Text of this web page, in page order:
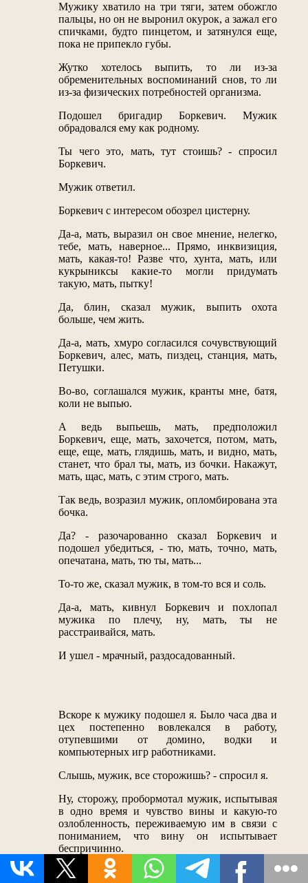
Мужику хватило на три тяги, затем обожгло
пальцы, но он не выронил окурок, а зажал его
спичками, будто пинцетом, и затянулся еще,
пока не припекло губы.
Жутко хотелось выпить, то ли из-за
обременительных воспоминаний снов, то ли
из-за физических потребностей организма.
Подошел бригадир Боркевич. Мужик
обрадовался ему как родному.
Ты чего это, мать, тут стоишь? - спросил
Боркевич.
Мужик ответил.
Боркевич с интересом обозрел цистерну.
Да-а, мать, выразил он свое мнение, нелегко,
тебе, мать, наверное... Прямо, инквизиция,
мать, какая-то! Разве что, хунта, мать, или
кукрыниксы какие-то могли придумать
такую, мать, пытку!
Да, блин, сказал мужик, выпить охота
больше, чем жить.
Да-а, мать, хмуро согласился сочувствующий
Боркевич, алес, мать, пиздец, станция, мать,
Петушки.
Во-во, соглашался мужик, кранты мне, батя,
коли не выпью.
А ведь выпьешь, мать, предположил
Боркевич, еще, мать, захочется, потом, мать,
еще, еще, мать, глядишь, мать, и видно, мать,
станет, что брал ты, мать, из бочки. Накажут,
мать, щас, мать, с этим строго, мать.
Так ведь, возразил мужик, опломбирована эта
бочка.
Да? - разочарованно сказал Боркевич и
подошел убедиться, - тю, мать, точно, мать,
опечатана, мать, тю ты, мать...
То-то же, сказал мужик, в том-то вся и соль.
Да-а, мать, кивнул Боркевич и похлопал
мужика по плечу, ну, мать, ты не
расстраивайся, мать.
И ушел - мрачный, раздосадованный.
Вскоре к мужику подошел я. Было часа два и
цех постепенно вовлекался в работу,
отупевшими от домино, водки и
компьютерных игр работниками.
Слышь, мужик, все сторожишь? - спросил я.
Ну, сторожу, пробормотал мужик, испытывая
в одно время и чувство вины и какую-то
озлобленность, переживаемую им в связи с
пониманием, что вину он испытывает
беспричинно.
Я тебе, мужик, сигарет тут купил, сказал я,